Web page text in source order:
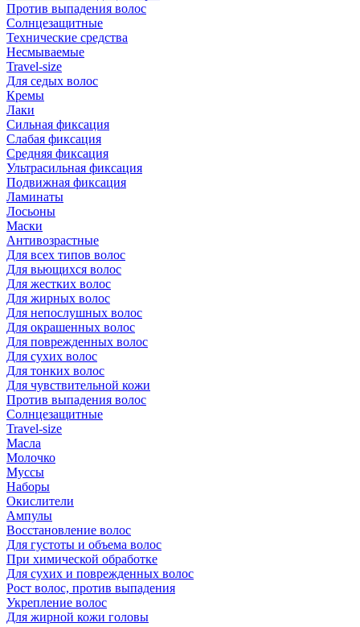
Против выпадения волос
Солнцезащитные
Технические средства
Несмываемые
Travel-size
Для седых волос
Кремы
Лаки
Сильная фиксация
Слабая фиксация
Средняя фиксация
Ультрасильная фиксация
Подвижная фиксация
Ламинаты
Лосьоны
Маски
Антивозрастные
Для всех типов волос
Для вьющихся волос
Для жестких волос
Для жирных волос
Для непослушных волос
Для окрашенных волос
Для поврежденных волос
Для сухих волос
Для тонких волос
Для чувствительной кожи
Против выпадения волос
Солнцезащитные
Travel-size
Масла
Молочко
Муссы
Наборы
Окислители
Ампулы
Восстановление волос
Для густоты и объема волос
При химической обработке
Для сухих и поврежденных волос
Рост волос, против выпадения
Укрепление волос
Для жирной кожи головы